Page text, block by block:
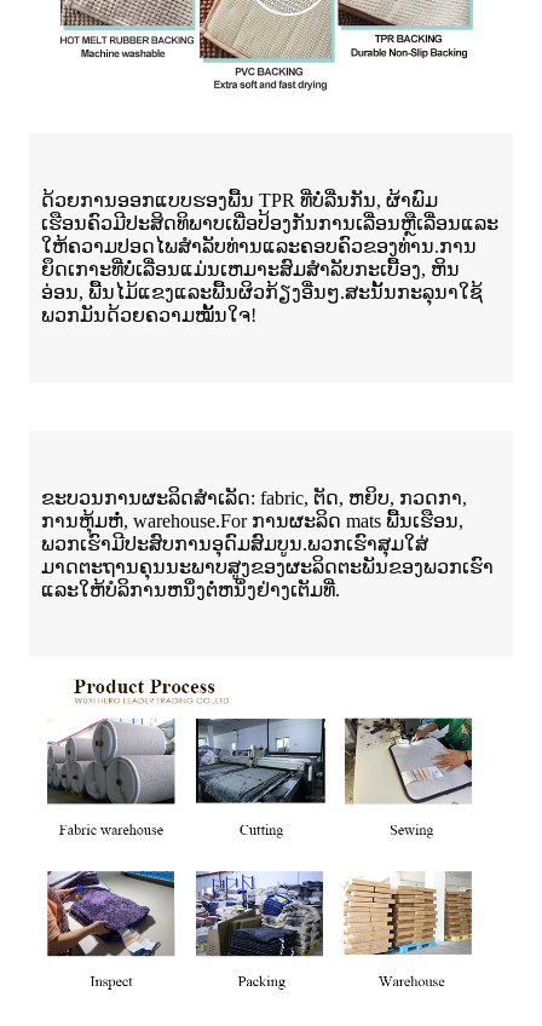
ດ້ວຍການອອກແບບຮອງພື້ນ TPR ທີ່ບໍ່ລື່ນກັນ, ຜ້າພົມ
ເຮືອນຄົວມີປະສິດທິພາບເພື່ອປ້ອງກັນການເລື່ອນຫຼືເລື່ອນແລະ
ໃຫ້ຄວາມປອດໄພສໍາລັບທ່ານແລະຄອບຄົວຂອງທ່ານ.ການ
ຍຶດເກາະທີ່ບໍ່ເລື່ອນແມ່ນເຫມາະສົມສໍາລັບກະເບື້ອງ, ຫິນ
ອ່ອນ, ພື້ນໄມ້ແຂງແລະພື້ນຜິວກ້ຽງອື່ນໆ.ສະນັ້ນກະລຸນາໃຊ້
ພວກມັນດ້ວຍຄວາມໝັ້ນໃຈ!
ຂະບວນການຜະລິດສໍາເລັດ: fabric, ຕັດ, ຫຍິບ, ກວດກາ,
ການຫຸ້ມຫໍ່, warehouse.For ການຜະລິດ mats ພື້ນເຮືອນ,
ພວກເຮົາມີປະສົບການອຸດົມສົມບູນ.ພວກເຮົາສຸມໃສ່
ມາດຕະຖານຄຸນນະພາບສູງຂອງຜະລິດຕະພັນຂອງພວກເຮົາ
ແລະໃຫ້ບໍລິການຫນຶ່ງຕໍ່ຫນຶ່ງຢ່າງເຕັມທີ່.